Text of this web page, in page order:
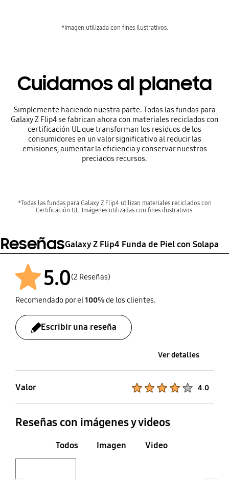
*Imagen utilizada con fines ilustrativos.
Cuidamos al planeta
Simplemente haciendo nuestra parte. Todas las fundas para
Galaxy Z Flip4 se fabrican ahora con materiales reciclados con
certificación UL que transforman los residuos de los
consumidores en un valor significativo al reducir las
emisiones, aumentar la eficiencia y conservar nuestros
preciados recursos.
*Todas las fundas para Galaxy Z Flip4 utilizan materiales reciclados con
Certificación UL. Imágenes utilizadas con fines ilustrativos.
ReseñasGalaxy Z Flip4 Funda de Piel con Solapa
5.0(2 Reseñas)
Recomendado por el100% de los clientes.
Escribir una reseña
Ver detalles
Valor 4.0
Reseñas con imágenes y videos
Todos Imagen Video